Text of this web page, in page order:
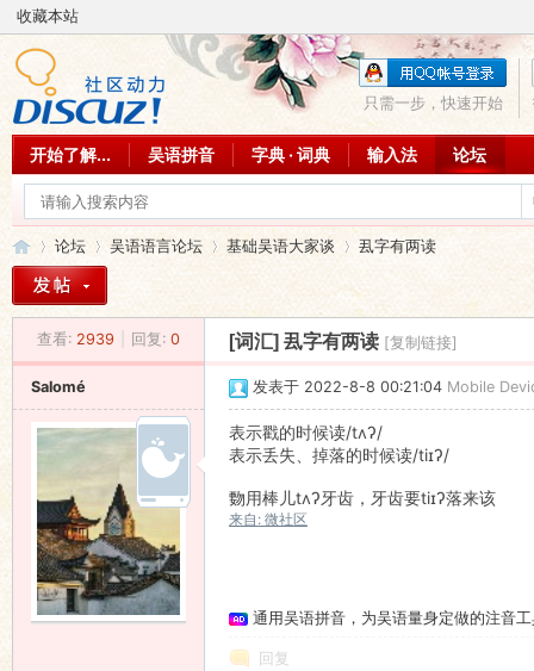
收藏本站
只需一步，快速开始
开始了解... 吴语拼音 字典 · 词典 输入法 论坛
»
论坛
›
吴语语言论坛 基础吴语大家谈
›
厾字有两读
查看: 2939 回复: 0 [词汇] 厾字有两读 [复制链接]
Salomé 发表于 2022-8-8 00:21:04 Mobile
表示戳的时候读/tʌʔ/
表示丢失、掉落的时候读/tiɪʔ/
覅用棒儿tʌʔ牙齿，牙齿要tiɪʔ落来该
来自: 微社区
通用吴语拼音，为吴语量身定做的注音
回复